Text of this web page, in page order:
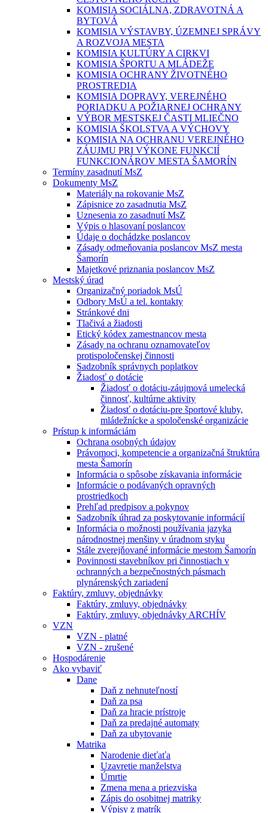
KOMISIA SOCIÁLNA, ZDRAVOTNÁ A
BYTOVÁ
KOMISIA VÝSTAVBY, ÚZEMNEJ SPRÁVY
A ROZVOJA MESTA
KOMISIA KULTÚRY A CIRKVI
KOMISIA ŠPORTU A MLÁDEŽE
KOMISIA OCHRANY ŽIVOTNÉHO
PROSTREDIA
KOMISIA DOPRAVY, VEREJNÉHO
PORIADKU A POŽIARNEJ OCHRANY
VÝBOR MESTSKEJ ČASTI MLIEČNO
KOMISIA ŠKOLSTVA A VÝCHOVY
KOMISIA NA OCHRANU VEREJNÉHO
ZÁUJMU PRI VÝKONE FUNKCIÍ
FUNKCIONÁROV MESTA ŠAMORÍN
Termíny zasadnutí MsZ
Dokumenty MsZ
Materiály na rokovanie MsZ
Zápisnice zo zasadnutia MsZ
Uznesenia zo zasadnutí MsZ
Výpis o hlasovaní poslancov
Údaje o dochádzke poslancov
Zásady odmeňovania poslancov MsZ mesta
Šamorín
Majetkové priznania poslancov MsZ
Mestský úrad
Organizačný poriadok MsÚ
Odbory MsÚ a tel. kontakty
Stránkové dni
Tlačivá a žiadosti
Etický kódex zamestnancov mesta
Zásady na ochranu oznamovateľov
protispoločenskej činnosti
Sadzobník správnych poplatkov
Žiadosť o dotácie
Žiadosť o dotáciu-záujmová umelecká
činnosť, kultúrne aktivity
Žiadosť o dotáciu-pre športové kluby,
mládežnícke a spoločenské organizácie
Prístup k informáciám
Ochrana osobných údajov
Právomoci, kompetencie a organizačná štruktúra
mesta Šamorín
Informácia o spôsobe získavania informácie
Informácie o podávaných opravných
prostriedkoch
Prehľad predpisov a pokynov
Sadzobník úhrad za poskytovanie informácií
Informácia o možnosti používania jazyka
národnostnej menšiny v úradnom styku
Stále zverejňované informácie mestom Šamorín
Povinnosti stavebníkov pri činnostiach v
ochranných a bezpečnostných pásmach
plynárenských zariadení
Faktúry, zmluvy, objednávky
Faktúry, zmluvy, objednávky
Faktúry, zmluvy, objednávky ARCHÍV
VZN
VZN - platné
VZN - zrušené
Hospodárenie
Ako vybaviť
Dane
Daň z nehnuteľností
Daň za psa
Daň za hracie prístroje
Daň za predajné automaty
Daň za ubytovanie
Matrika
Narodenie dieťaťa
Uzavretie manželstva
Úmrtie
Zmena mena a priezviska
Zápis do osobitnej matriky
Výpisy z matrík